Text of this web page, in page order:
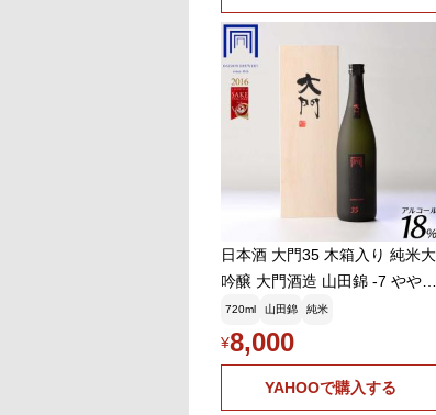
日本酒 大門35 木箱入り 純米大
吟醸 大門酒造 山田錦 -7 やや辛
口 精米歩合35% アルコール1
8% お酒 日本酒 贈り物 お礼 お
祝い720ml
720ml 山田錦 純米
¥8,000
YAHOOで購入する